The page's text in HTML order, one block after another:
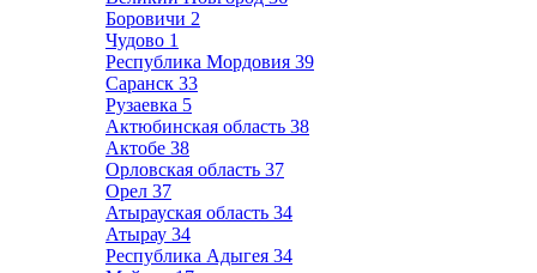
Боровичи 2
Чудово 1
Республика Мордовия 39
Саранск 33
Рузаевка 5
Актюбинская область 38
Актобе 38
Орловская область 37
Орел 37
Атырауская область 34
Атырау 34
Республика Адыгея 34